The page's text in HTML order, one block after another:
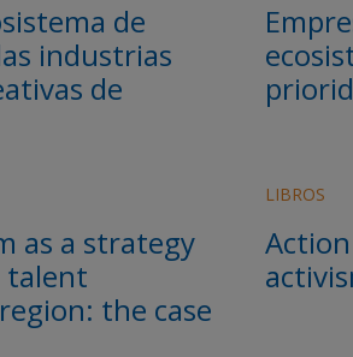
de
industrias
de
as a strategy
talent
the case
LIBROS